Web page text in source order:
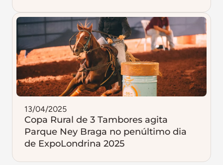
13/04/2025
Copa Rural de 3 Tambores agita
Parque Ney Braga no penúltimo dia
de ExpoLondrina 2025